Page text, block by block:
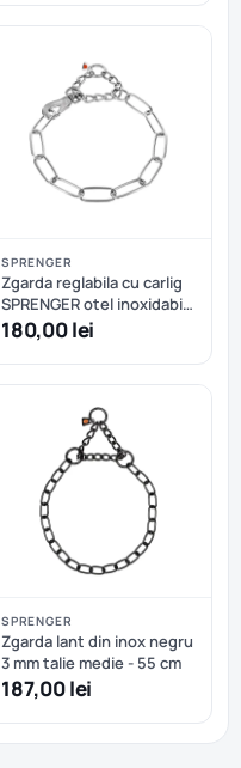
SPRENGER
Zgarda reglabila cu carlig
SPRENGER otel inoxidabil
- 70 cm
180,00 lei
SPRENGER
Zgarda lant din inox negru
3 mm talie medie - 55 cm
187,00 lei